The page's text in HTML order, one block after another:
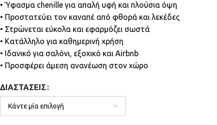
• Ύφασμα chenille για απαλή υφή και πλούσια όψη
• Προστατεύει τον καναπέ από φθορά και λεκέδες
• Στρώνεται εύκολα και εφαρμόζει σωστά
• Κατάλληλο για καθημερινή χρήση
• Ιδανικό για σαλόνι, εξοχικό και Airbnb
• Προσφέρει άμεση ανανέωση στον χώρο
ΔΙΑΣΤΆΣΕΙΣ